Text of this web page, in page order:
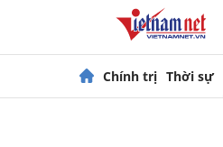
Chính trị Thời sự